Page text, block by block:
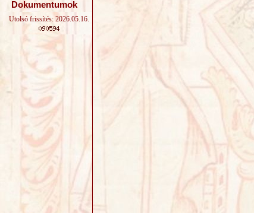
Dokumentumok
Utolsó frissítés: 2026.05.16.